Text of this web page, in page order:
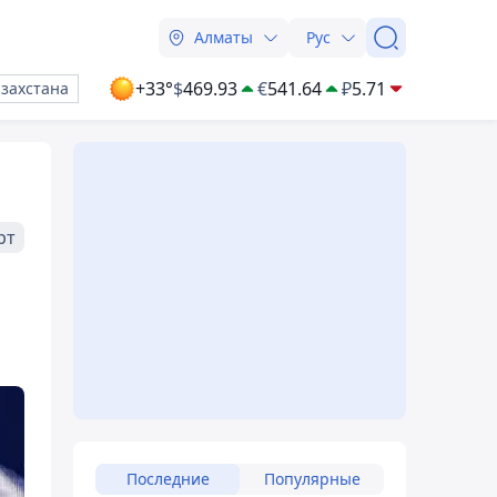
Алматы Рус
+33°$469.93 €541.64 ₽5.71
Последние Популярные